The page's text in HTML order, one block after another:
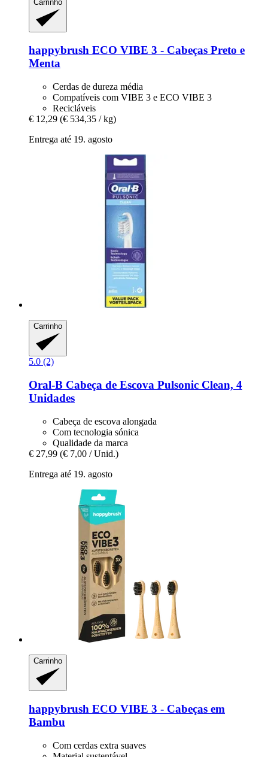
Carrinho
happybrush ECO VIBE 3 -​ Cabeças Preto e
Menta
Cerdas de dureza média
Compatíveis com VIBE 3 e ECO VIBE 3
Recicláveis
€ 12,29 (€ 534,35 / kg)
Entrega até 19. agosto
Carrinho
5.0 (2)
Oral-B Cabeça de Escova Pulsonic Clean, 4
Unidades
Cabeça de escova alongada
Com tecnologia sónica
Qualidade da marca
€ 27,99 (€ 7,00 / Unid.)
Entrega até 19. agosto
Carrinho
happybrush ECO VIBE 3 -​ Cabeças em
Bambu
Com cerdas extra suaves